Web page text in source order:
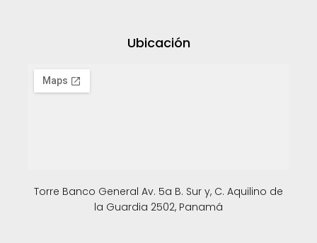
Ubicación
Torre Banco General Av. 5a B. Sur y, C. Aquilino de
la Guardia 2502, Panamá